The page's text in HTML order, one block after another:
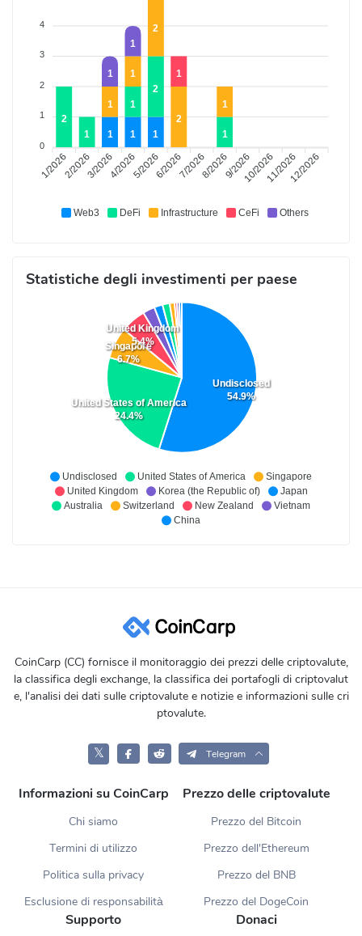
Web3 DeFi Infrastructure CeFi Others
1/20262/20263/20264/20265/20266/20267/20268/20269/202610/202611/202612/2026
1 1 1
2
1
1
2
1
1
1
2
2
1
1
1
1
4
3
2
1
0
Statistiche degli investimenti per paese
Undisclosed United States of America
Singapore
United Kingdom
Korea (the Republic of)
Japan
Australia
Switzerland New Zealand
Vietnam
China
Undisclosed
54.9%
United States of America
24.4%
Singapore
6.7%
United Kingdom
5.4%
CoinCarp (CC) fornisce il monitoraggio dei prezzi delle criptovalute,
la classifica degli exchange, la classifica dei portafogli di criptovalut
e, l'analisi dei dati sulle criptovalute e notizie e informazioni sulle cri
ptovalute.
𝕏 Telegram
Informazioni su CoinCarp
Chi siamo
Termini di utilizzo
Politica sulla privacy
Esclusione di responsabilità
Prezzo delle criptovalute
Prezzo del Bitcoin
Prezzo dell'Ethereum
Prezzo del BNB
Prezzo del DogeCoin
Supporto Donaci